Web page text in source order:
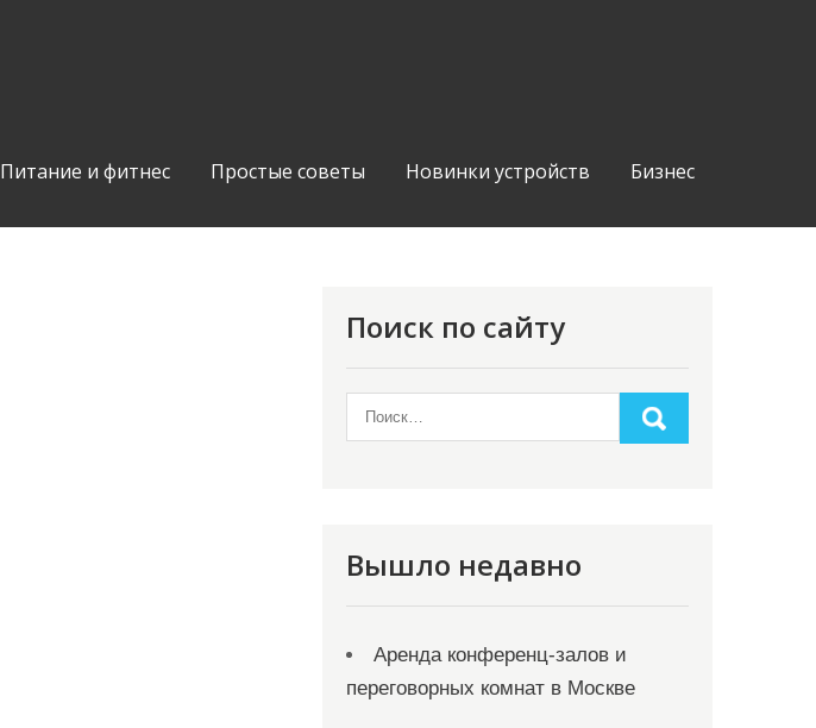
Питание и фитнес Простые советы Новинки устройств Бизнес
Поиск по сайту
Вышло недавно
Аренда конференц-залов и
переговорных комнат в Москве